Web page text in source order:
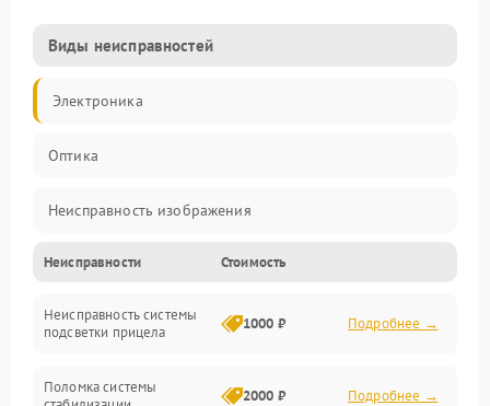
Виды неисправностей
Электроника
Оптика
Неисправность изображения
Механические повреждения
Неисправность фокусировки и оптики
Неисправности Стоимость
Неисправность системы
подсветки прицела
1000 ₽ Подробнее →
Поломка системы
2000 ₽ Подробнее →